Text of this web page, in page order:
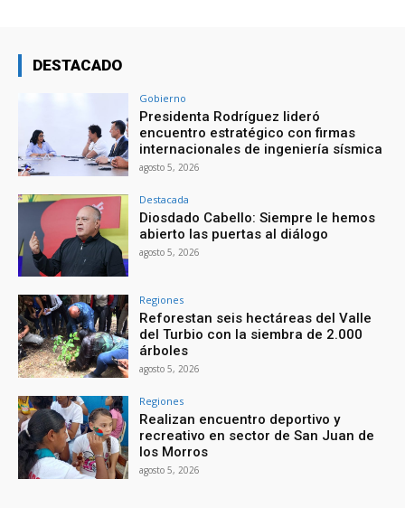
DESTACADO
Gobierno
Presidenta Rodríguez lideró
encuentro estratégico con firmas
internacionales de ingeniería sísmica
agosto 5, 2026
Destacada
Diosdado Cabello: Siempre le hemos
abierto las puertas al diálogo
agosto 5, 2026
Regiones
Reforestan seis hectáreas del Valle
del Turbio con la siembra de 2.000
árboles
agosto 5, 2026
Regiones
Realizan encuentro deportivo y
recreativo en sector de San Juan de
los Morros
agosto 5, 2026